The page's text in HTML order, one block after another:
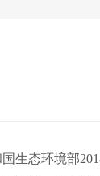
态环境部2018